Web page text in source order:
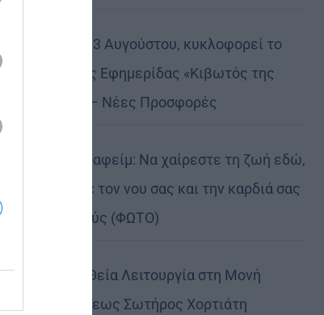
Την Πέμπτη, 13 Αυγούστου, κυκλοφορεί το
νέο φύλλο της Εφημερίδας «Κιβωτός της
Ορθοδοξίας» – Νέες Προσφορές
Πειραιώς Σεραφείμ: Να χαίρεστε τη ζωή εδώ,
αλλά να έχετε τον νου σας και την καρδιά σας
στους ουρανούς (ΦΩΤΟ)
Αρχιερατική Θεία Λειτουργία στη Μονή
Μεταμορφώσεως Σωτήρος Χορτιάτη